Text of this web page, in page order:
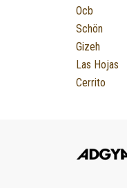
Ocb
Schön
Gizeh
Las Hojas
Cerrito